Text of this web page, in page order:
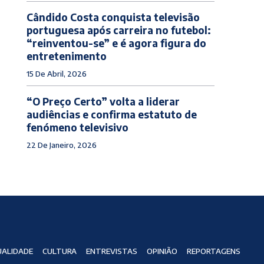
Cândido Costa conquista televisão
portuguesa após carreira no futebol:
“reinventou-se” e é agora figura do
entretenimento
15 De Abril, 2026
“O Preço Certo” volta a liderar
audiências e confirma estatuto de
fenómeno televisivo
22 De Janeiro, 2026
CULTURA ENTREVISTAS OPINIÃO
REPORTAGENS